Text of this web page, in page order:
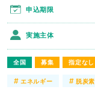
全国 募集 指定なし
申込期限
実施主体
# エネルギー # 脱炭素